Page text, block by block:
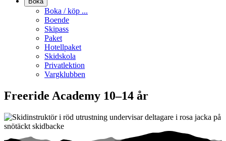
Boka / köp ...
Boende
Skipass
Paket
Hotellpaket
Skidskola
Privatlektion
Vargklubben
Freeride Academy 10–14 år